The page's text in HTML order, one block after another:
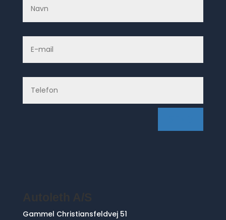
Gammel Christiansfeldvej 51